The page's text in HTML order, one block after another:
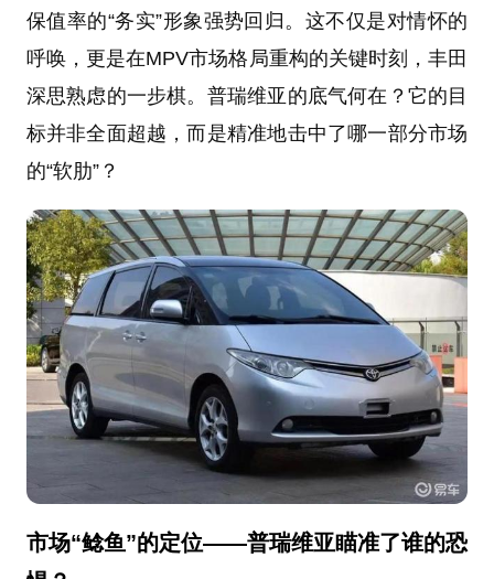
保值率的“务实”形象强势回归。这不仅是对情怀的
呼唤，更是在MPV市场格局重构的关键时刻，丰田
深思熟虑的一步棋。普瑞维亚的底气何在？它的目
标并非全面超越，而是精准地击中了哪一部分市场
的“软肋”？
市场“鲶鱼”的定位——普瑞维亚瞄准了谁的恐